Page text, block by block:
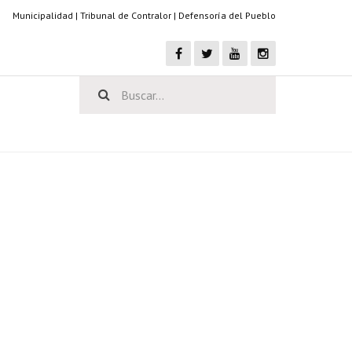
Municipalidad | Tribunal de Contralor | Defensoría del Pueblo